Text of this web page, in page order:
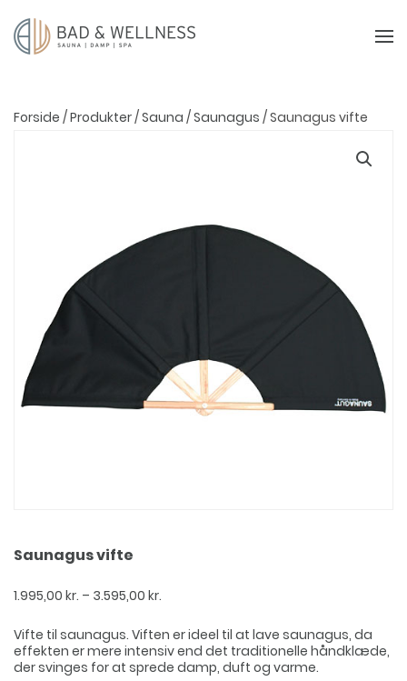
Forside /Produkter/Sauna /Saunagus / Saunagus vifte
Saunagus vifte
1.995,00 kr. – 3.595,00 kr.
til
3.595,00 kr.
Vifte til saunagus. Viften er ideel til at lave saunagus, da
effekten er mere intensiv end det traditionelle håndklæde,
der svinges for at sprede damp, duft og varme.